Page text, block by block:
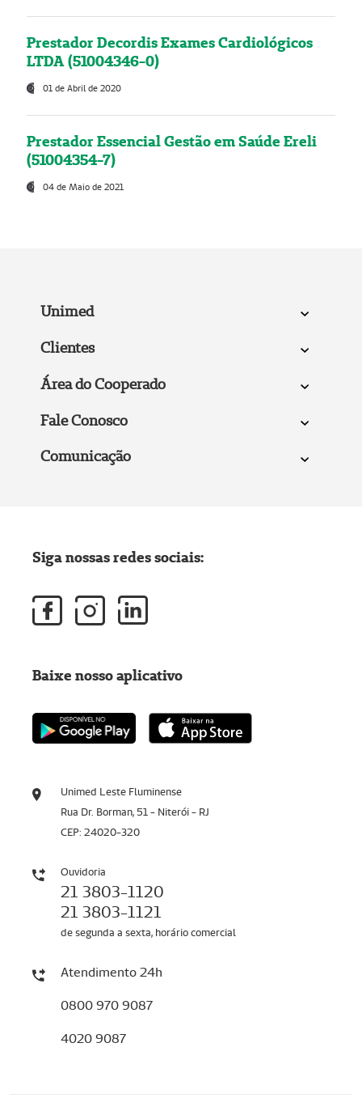
Prestador Decordis Exames Cardiológicos
LTDA (51004346-0)
01 de Abril de 2020
Prestador Essencial Gestão em Saúde Ereli
(51004354-7)
04 de Maio de 2021
Unimed
Clientes
Área do Cooperado
Fale Conosco
Comunicação
Unimed Leste Fluminense
Rua Dr. Borman, 51 - Niterói - RJ
CEP: 24020-320
Ouvidoria
21 3803-1120
21 3803-1121
de segunda a sexta, horário comercial
Atendimento 24h
0800 970 9087
4020 9087
Siga nossas redes sociais:
Baixe nosso aplicativo